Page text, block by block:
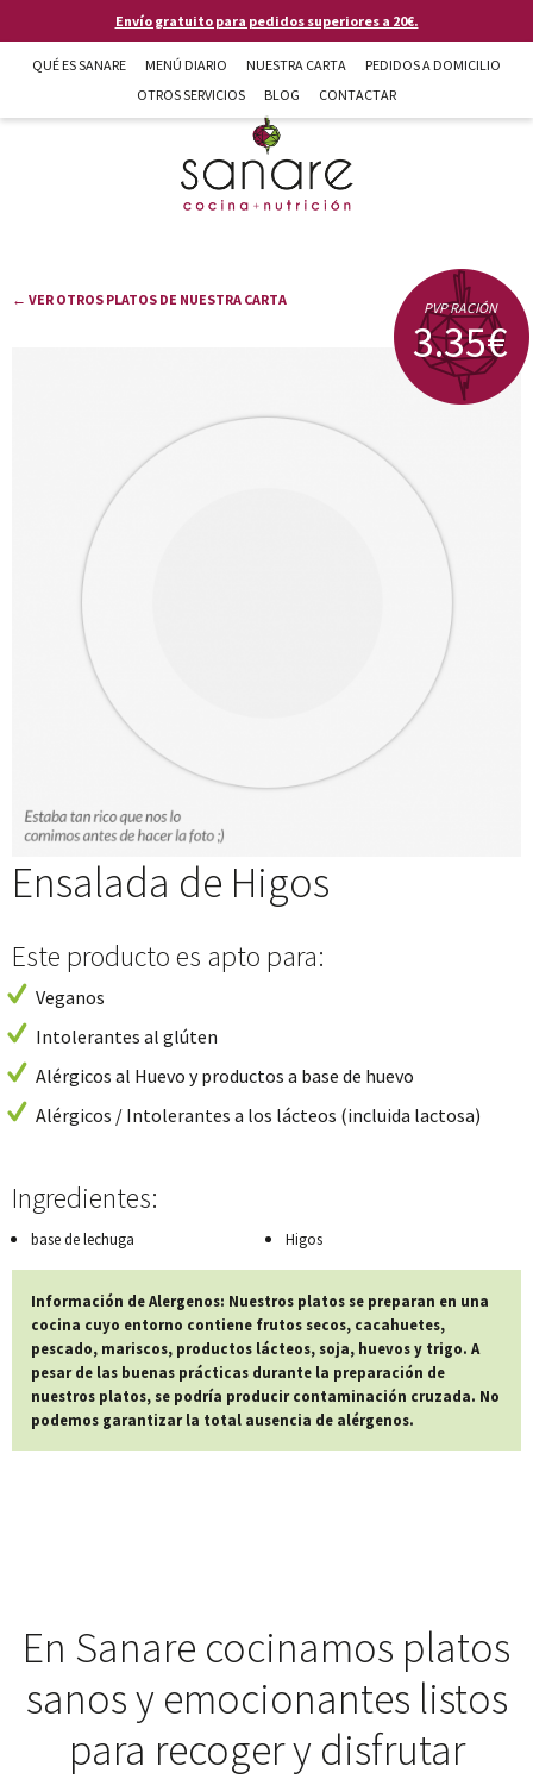
Pasar al contenido principalEnvío gratuito para pedidos superiores a 20€.
QUÉ ES SANARE MENÚ DIARIO NUESTRA CARTA
PEDIDOS A DOMICILIO
OTROS SERVICIOS
BLOG CONTACTAR
Sanare cocina + nutrición en Almería
← VER OTROS PLATOS DE NUESTRA CARTA
Ensalada de Higos
Este producto es apto para:
Veganos
Intolerantes al glúten
Alérgicos al Huevo y productos a base de huevo
Alérgicos / Intolerantes a los lácteos (incluida lactosa)
Ingredientes:
base de lechuga Higos
Información de Alergenos: Nuestros platos se preparan en una
cocina cuyo entorno contiene frutos secos, cacahuetes,
pescado, mariscos, productos lácteos, soja, huevos y trigo. A
pesar de las buenas prácticas durante la preparación de
nuestros platos, se podría producir contaminación cruzada. No
podemos garantizar la total ausencia de alérgenos.
PVP RACIÓN
3.35€
En Sanare cocinamos platos
sanos y emocionantes listos
para recoger y disfrutar